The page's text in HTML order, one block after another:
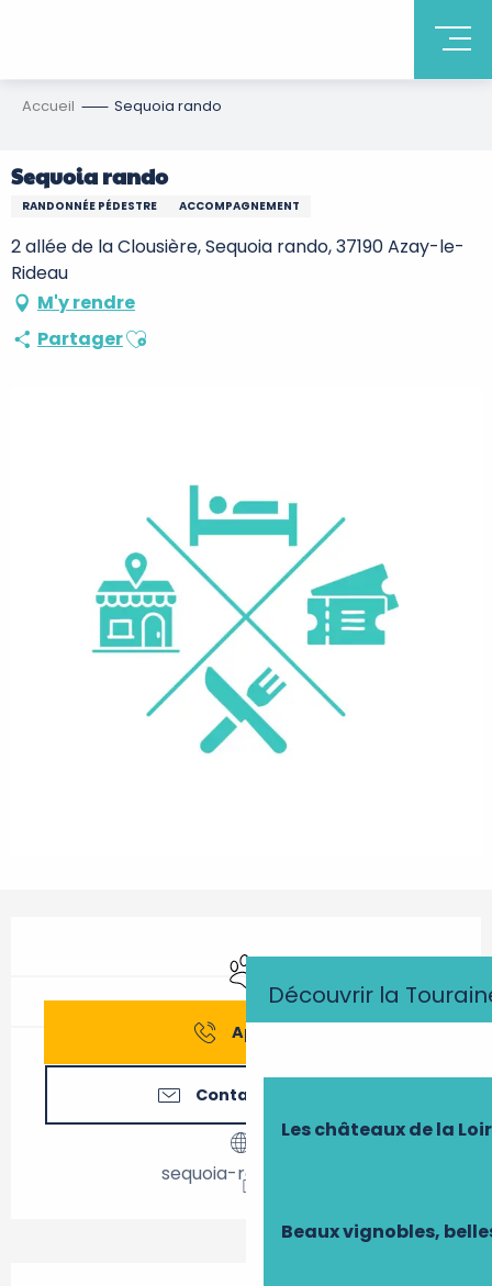
Découvrir la
Les châteaux de la
Beaux vignobles,
Accueil Sequoia rando
Sequoia rando
RANDONNÉE PÉDESTRE ACCOMPAGNEMENT
2 allée de la Clousière, Sequoia rando, 37190 Azay-le-
Rideau
M'y rendre
PartagerAjouter aux favoris
Animaux acceptés
Appeler
Contactez-nous
sequoia-rando.com